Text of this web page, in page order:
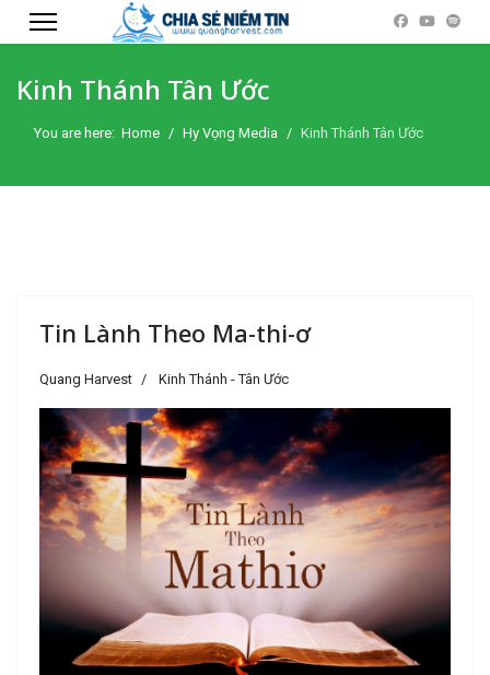
Kinh Thánh Tân Ước
You are here: Home Hy Vọng Media Kinh Thánh Tân Ước
Tin Lành Theo Ma-thi-ơ
Quang Harvest Kinh Thánh - Tân Ước